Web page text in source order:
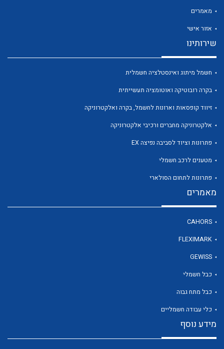
לכל מוצרי היצרן
לכל מוצרי היצרן
מאמרים
אזור אישי
שירותינו
חשמל מיתוג ואינסטלציה חשמלית
בקרה רובוטיקה ואוטומציה תעשייתית
זיווד קופסאות וארונות לחשמל, בקרה ואלקטרוניקה
אלקטרוניקה מחברים ורכיבי אלקטרוניקה
פתרונות וציוד לסביבה נפיצה EX
מטענים לרכב חשמלי
פתרונות לתחום הסולארי
מאמרים
CAHORS
FLEXIMARK
GEWISS
כבל חשמלי
כבל מתח גבוה
כלי עבודה חשמליים
מידע נוסף